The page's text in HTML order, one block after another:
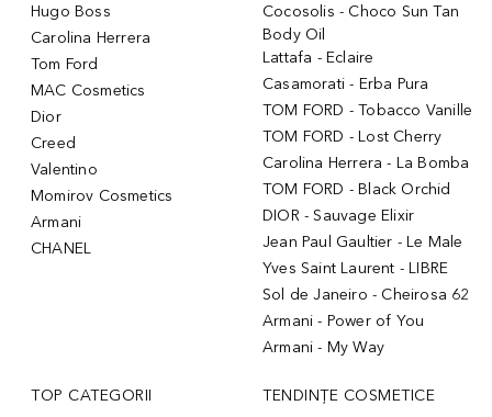
Hugo Boss
Carolina Herrera
Tom Ford
MAC Cosmetics
Dior
Creed
Valentino
Momirov Cosmetics
Armani
CHANEL
Cocosolis - Choco Sun Tan
Body Oil
Lattafa - Eclaire
Casamorati - Erba Pura
TOM FORD - Tobacco Vanille
TOM FORD - Lost Cherry
Carolina Herrera - La Bomba
TOM FORD - Black Orchid
DIOR - Sauvage Elixir
Jean Paul Gaultier - Le Male
Yves Saint Laurent - LIBRE
Sol de Janeiro - Cheirosa 62
Armani - Power of You
Armani - My Way
TOP CATEGORII TENDINȚE COSMETICE